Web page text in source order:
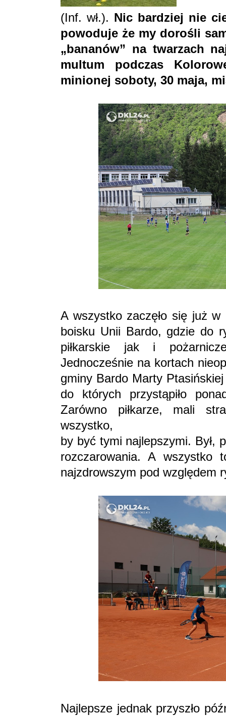
(Inf. wł.). Nic bardziej nie
powoduje że my dorośli
„bananów” na twarzach
multum podczas
minionej soboty, 30 maja,
A wszystko zaczęło się już
boisku Unii Bardo, gdzie do
piłkarskie jak i
Jednocześnie na kortach
gminy Bardo Marty
do których przystąpiło
Zarówno piłkarze, mali
wszystko,
by być tymi najlepszymi. Był,
rozczarowania. A
najzdrowszym pod względem
Najlepsze jednak przyszło